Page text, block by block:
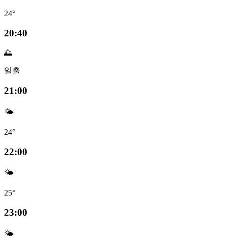
24°
20:40
🌅
일출
21:00
🌤️
24°
22:00
🌤️
25°
23:00
🌤️